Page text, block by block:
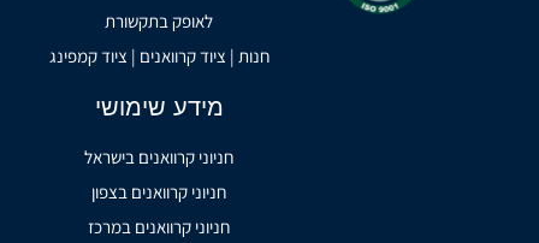
לאופק בתקשורת
חנות | ציוד קרוואנים | ציוד קמפינג
מידע שימושי
חניוני קרוואנים בישראל
חניוני קרוואנים בצפון
חניוני קרוואנים במרכז